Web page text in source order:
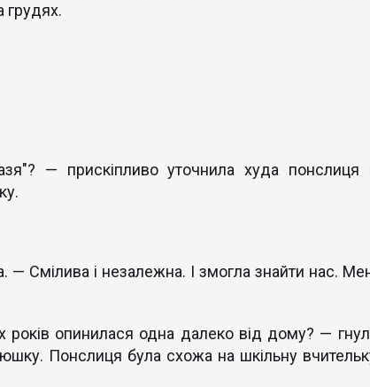
грудях.
— прискіпливо уточнила худа понслиця
Смілива і незалежна. І змогла знайти нас.
років опинилася одна далеко від дому? —
Понслиця була схожа на шкільну